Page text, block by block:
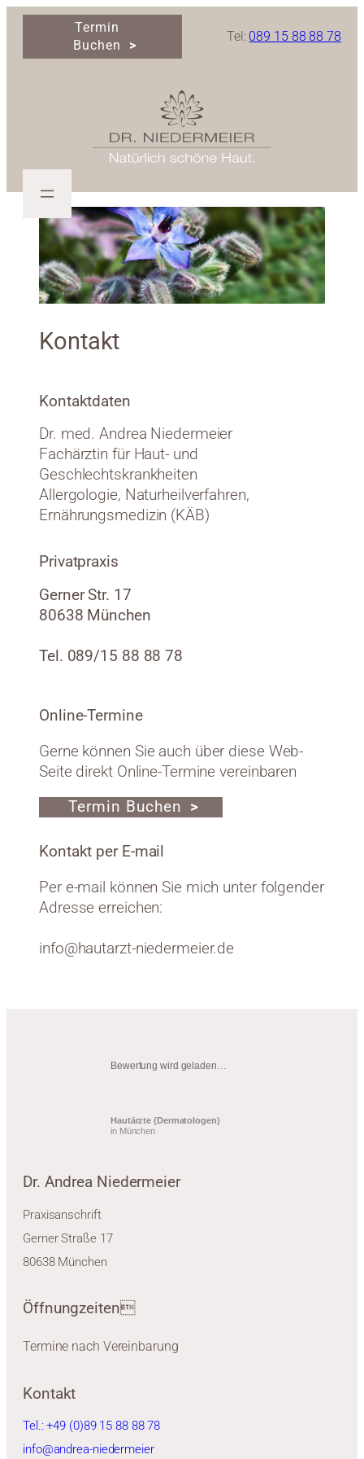
Zum
springen
Termin
Buchen
Tel: 089 15 88 88 78
Kontakt
Kontaktdaten
Dr. med. Andrea Niedermeier
Fachärztin für Haut- und
Geschlechtskrankheiten
Allergologie, Naturheilverfahren,
Ernährungsmedizin (KÄB)
Privatpraxis
Gerner Str. 17
80638 München
Tel. 089/15 88 88 78
Online-Termine
Gerne können Sie auch über diese Web-
Seite direkt Online-Termine vereinbaren
Termin Buchen
Kontakt per E-mail
Per e-mail können Sie mich unter folgender
Adresse erreichen:
info@hautarzt-niedermeier.de
Bewertung wird geladen…
Hautärzte (Dermatologen)
in München
Dr. Andrea Niedermeier
Praxisanschrift
Gerner Straße 17
80638 München
Öffnungzeiten
Termine nach Vereinbarung
Kontakt
Tel.: +49 (0)89 15 88 88 78
info@andrea-niedermeier